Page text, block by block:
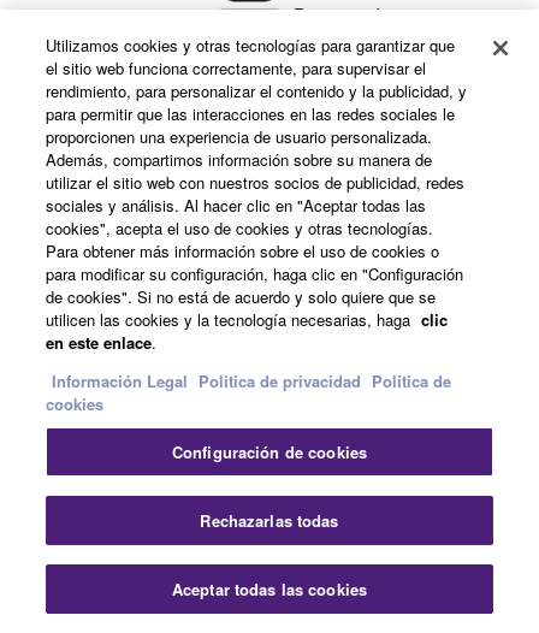
Bienvenido a
EXPANSION
EXPLORER, una
solución integral para
descubrir, instalar y
gestionar contenido de
expansión en las
estaciones de trabajo de
arreglos (Arranger
Workstations) Yamaha
PSR-
SX920/SX720/A5000 y
Chord Tracker
Descubre los acordes en
las pistas de audio al
instante con la aplicación
Yamaha Chord Tracker. *
Chord Tracker para
Utilizamos cookies y otras tecnologías para garantizar que
el sitio web funciona correctamente, para supervisar el
rendimiento, para personalizar el contenido y la publicidad, y
para permitir que las interacciones en las redes sociales le
proporcionen una experiencia de usuario personalizada.
Además, compartimos información sobre su manera de
utilizar el sitio web con nuestros socios de publicidad, redes
sociales y análisis. Al hacer clic en "Aceptar todas las
cookies", acepta el uso de cookies y otras tecnologías.
Para obtener más información sobre el uso de cookies o
para modificar su configuración, haga clic en "Configuración
de cookies". Si no está de acuerdo y solo quiere que se
utilicen las cookies y la tecnología necesarias, haga clic
en este enlace.
Información Legal Politica de privacidad Política de
cookies
Configuración de cookies
Rechazarlas todas
Aceptar todas las cookies